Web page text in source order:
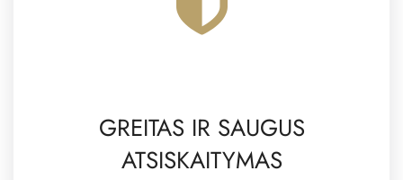
GREITAS IR SAUGUS
ATSISKAITYMAS